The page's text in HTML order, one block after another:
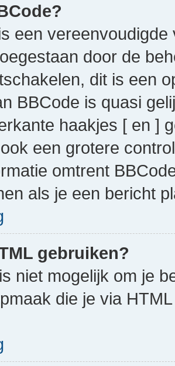
een
door de
dit is een
BBCode is quasi
haakjes [ en ]
een grotere
omtrent
als je een bericht
gebruiken?
niet mogelijk om je
die je via